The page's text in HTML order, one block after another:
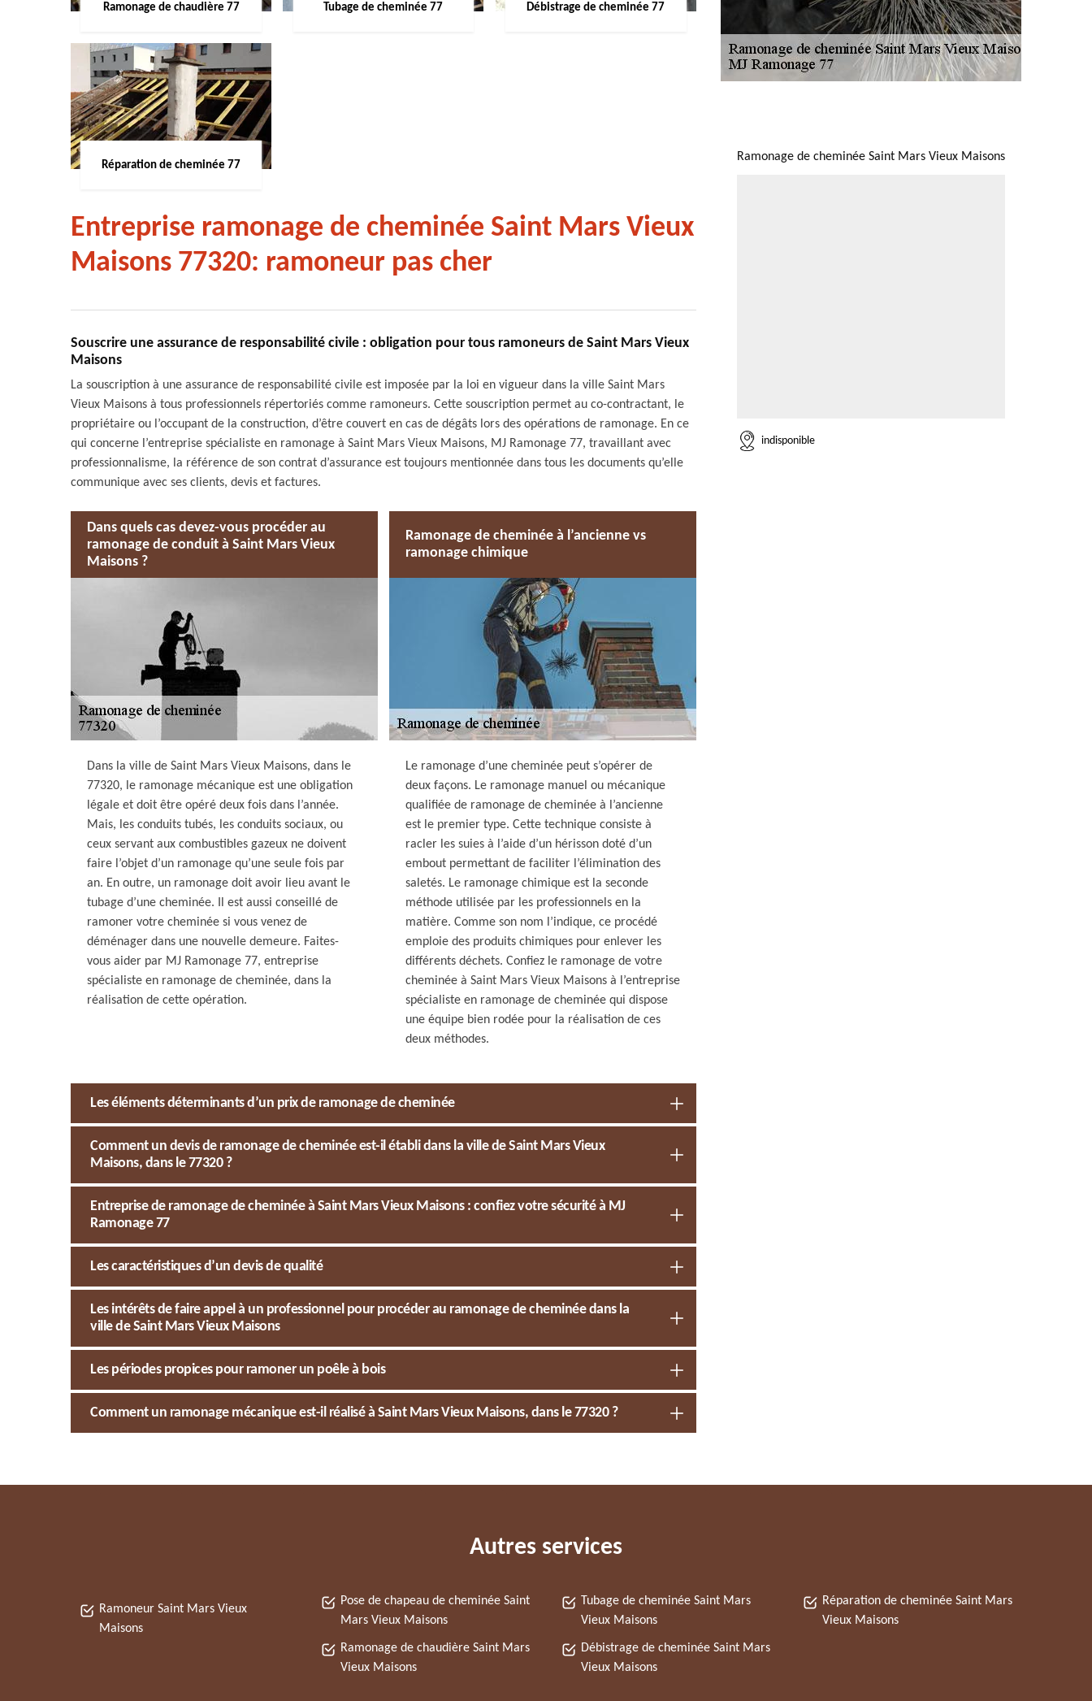
Ramonage de chaudière 77 Tubage de cheminée 77 Débistrage de cheminée 77
Réparation de cheminée 77
Entreprise ramonage de cheminée Saint Mars Vieux
Maisons 77320: ramoneur pas cher
Souscrire une assurance de responsabilité civile : obligation pour tous ramoneurs de Saint Mars Vieux
Maisons
La souscription à une assurance de responsabilité civile est imposée par la loi en vigueur dans la ville Saint Mars
Vieux Maisons à tous professionnels répertoriés comme ramoneurs. Cette souscription permet au co-contractant, le
propriétaire ou l’occupant de la construction, d’être couvert en cas de dégâts lors des opérations de ramonage. En ce
qui concerne l’entreprise spécialiste en ramonage à Saint Mars Vieux Maisons, MJ Ramonage 77, travaillant avec
professionnalisme, la référence de son contrat d’assurance est toujours mentionnée dans tous les documents qu’elle
communique avec ses clients, devis et factures.
Dans quels cas devez-vous procéder au
ramonage de conduit à Saint Mars Vieux
Maisons ?
Dans la ville de Saint Mars Vieux Maisons, dans le
77320, le ramonage mécanique est une obligation
légale et doit être opéré deux fois dans l’année.
Mais, les conduits tubés, les conduits sociaux, ou
ceux servant aux combustibles gazeux ne doivent
faire l’objet d’un ramonage qu’une seule fois par
an. En outre, un ramonage doit avoir lieu avant le
tubage d’une cheminée. Il est aussi conseillé de
ramoner votre cheminée si vous venez de
déménager dans une nouvelle demeure. Faites-
vous aider par MJ Ramonage 77, entreprise
spécialiste en ramonage de cheminée, dans la
réalisation de cette opération.
Ramonage de cheminée à l’ancienne vs
ramonage chimique
Le ramonage d’une cheminée peut s’opérer de
deux façons. Le ramonage manuel ou mécanique
qualifiée de ramonage de cheminée à l’ancienne
est le premier type. Cette technique consiste à
racler les suies à l’aide d’un hérisson doté d’un
embout permettant de faciliter l’élimination des
saletés. Le ramonage chimique est la seconde
méthode utilisée par les professionnels en la
matière. Comme son nom l’indique, ce procédé
emploie des produits chimiques pour enlever les
différents déchets. Confiez le ramonage de votre
cheminée à Saint Mars Vieux Maisons à l’entreprise
spécialiste en ramonage de cheminée qui dispose
une équipe bien rodée pour la réalisation de ces
deux méthodes.
Les éléments déterminants d’un prix de ramonage de cheminée
Comment un devis de ramonage de cheminée est-il établi dans la ville de Saint Mars Vieux
Maisons, dans le 77320 ?
Entreprise de ramonage de cheminée à Saint Mars Vieux Maisons : confiez votre sécurité à MJ
Ramonage 77
Les caractéristiques d’un devis de qualité
Les intérêts de faire appel à un professionnel pour procéder au ramonage de cheminée dans la
ville de Saint Mars Vieux Maisons
Les périodes propices pour ramoner un poêle à bois
Comment un ramonage mécanique est-il réalisé à Saint Mars Vieux Maisons, dans le 77320 ?
Ramonage de cheminée Saint Mars Vieux Maisons
indisponible
Autres services
Ramoneur Saint Mars Vieux
Maisons
Pose de chapeau de cheminée Saint
Mars Vieux Maisons
Ramonage de chaudière Saint Mars
Vieux Maisons
Tubage de cheminée Saint Mars
Vieux Maisons
Débistrage de cheminée Saint Mars
Vieux Maisons
Réparation de cheminée Saint Mars
Vieux Maisons